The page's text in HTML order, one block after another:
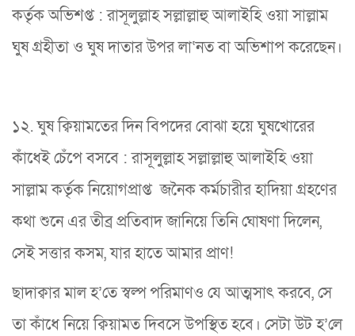
কর্তৃক অভিশপ্ত : রাসূলুল্লাহ সল্লাল্লাহু আলাইহি ওয়া সাল্লাম
ঘুষ গ্রহীতা ও ঘুষ দাতার উপর লা‘নত বা অভিশাপ করেছেন।
১২. ঘুষ ক্বিয়ামতের দিন বিপদের বোঝা হয়ে ঘুষখোরের
কাঁধেই চেঁপে বসবে : রাসূলুল্লাহ সল্লাল্লাহু আলাইহি ওয়া
সাল্লাম কর্তৃক নিয়োগপ্রাপ্ত জনৈক কর্মচারীর হাদিয়া গ্রহণের
কথা শুনে এর তীব্র প্রতিবাদ জানিয়ে তিনি ঘোষণা দিলেন,
সেই সত্তার কসম, যার হাতে আমার প্রাণ!
ছাদাক্বার মাল হ’তে স্বল্প পরিমাণও যে আত্মসাৎ করবে, সে
তা কাঁধে নিয়ে ক্বিয়ামত দিবসে উপস্থিত হবে। সেটা উট হ’লে